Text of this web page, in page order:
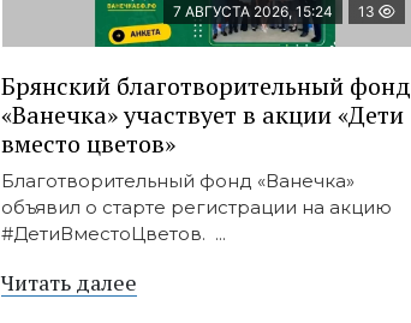
7 АВГУСТА 2026, 15:24 13
Брянский благотворительный фонд
«Ванечка» участвует в акции «Дети
вместо цветов»
Благотворительный фонд «Ванечка»
объявил о старте регистрации на акцию
#ДетиВместоЦветов. ...
Читать далее